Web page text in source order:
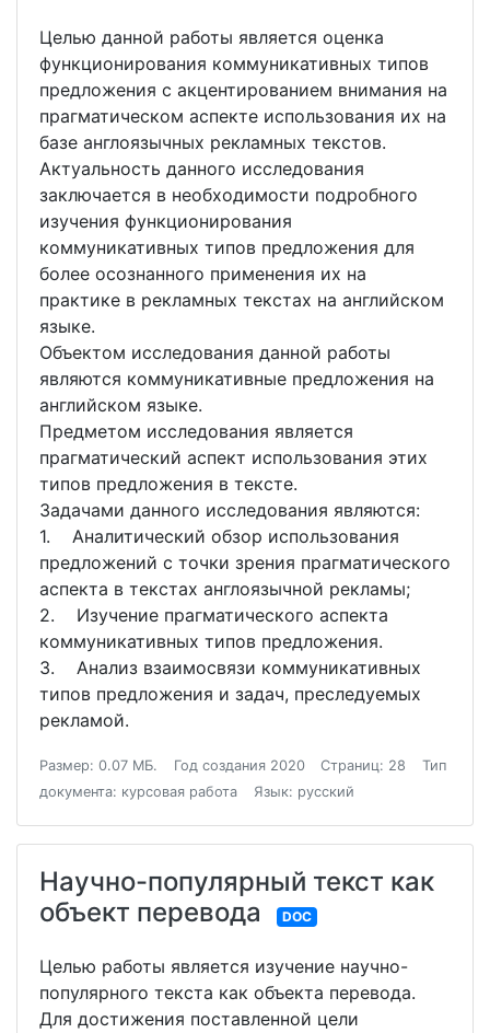
Целью данной работы является оценка
функционирования коммуникативных типов
предложения с акцентированием внимания на
прагматическом аспекте использования их на
базе англоязычных рекламных текстов.
Актуальность данного исследования
заключается в необходимости подробного
изучения функционирования
коммуникативных типов предложения для
более осознанного применения их на
практике в рекламных текстах на английском
языке.
Объектом исследования данной работы
являются коммуникативные предложения на
английском языке.
Предметом исследования является
прагматический аспект использования этих
типов предложения в тексте.
Задачами данного исследования являются:
1. Аналитический обзор использования
предложений с точки зрения прагматического
аспекта в текстах англоязычной рекламы;
2. Изучение прагматического аспекта
коммуникативных типов предложения.
3. Анализ взаимосвязи коммуникативных
типов предложения и задач, преследуемых
рекламой.
Размер: 0.07 МБ. Год создания 2020 Страниц: 28
Тип
документа: курсовая работа
Язык: русский
Научно-популярный текст как
объект перевода
DOC
Целью работы является изучение научно-
популярного текста как объекта перевода.
Для достижения поставленной цели